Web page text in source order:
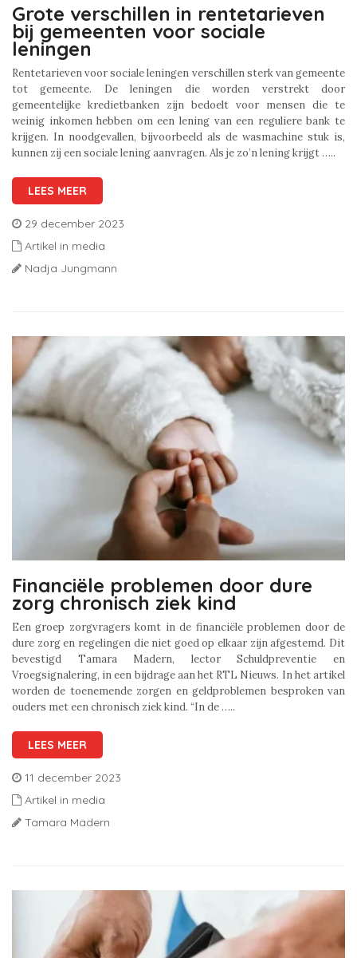
Grote verschillen in rentetarieven
bij gemeenten voor sociale
leningen
Rentetarieven voor sociale leningen verschillen sterk van gemeente
tot gemeente. De leningen die worden verstrekt door
gemeentelijke kredietbanken zijn bedoelt voor mensen die te
weinig inkomen hebben om een lening van een reguliere bank te
krijgen. In noodgevallen, bijvoorbeeld als de wasmachine stuk is,
kunnen zij een sociale lening aanvragen. Als je zo’n lening krijgt …..
LEES MEER
29 december 2023
Artikel in media
Nadja Jungmann
Financiële problemen door dure
zorg chronisch ziek kind
Een groep zorgvragers komt in de financiële problemen door de
dure zorg en regelingen die niet goed op elkaar zijn afgestemd. Dit
bevestigd Tamara Madern, lector Schuldpreventie en
Vroegsignalering, in een bijdrage aan het RTL Nieuws. In het artikel
worden de toenemende zorgen en geldproblemen besproken van
ouders met een chronisch ziek kind. “In de …..
LEES MEER
11 december 2023
Artikel in media
Tamara Madern